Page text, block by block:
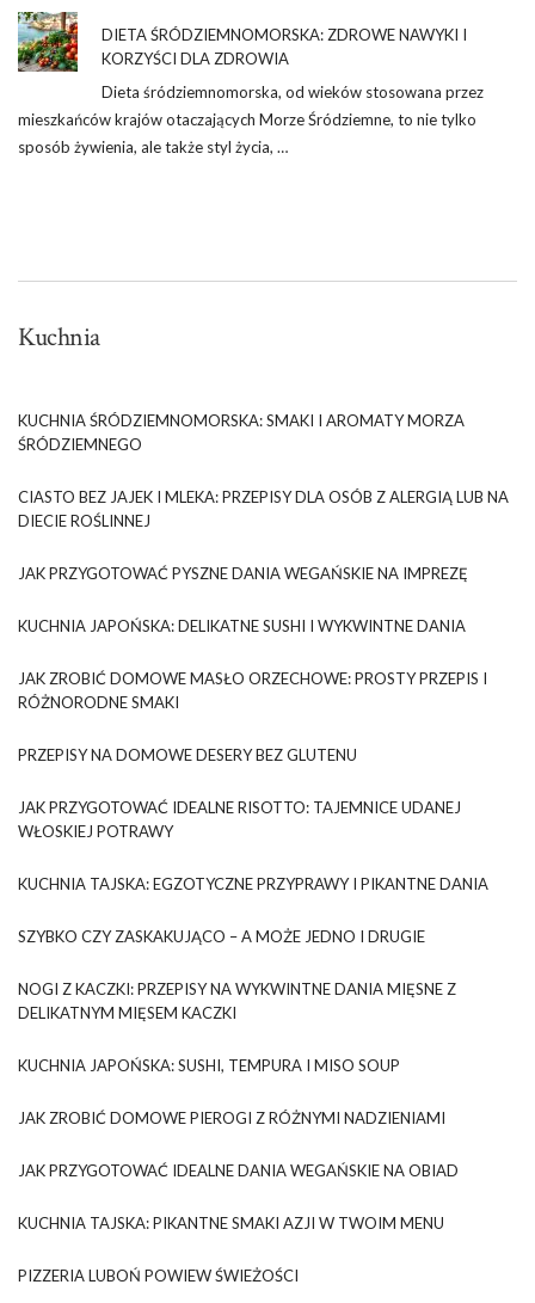
DIETA ŚRÓDZIEMNOMORSKA: ZDROWE NAWYKI I
KORZYŚCI DLA ZDROWIA
Dieta śródziemnomorska, od wieków stosowana przez
mieszkańców krajów otaczających Morze Śródziemne, to nie tylko
sposób żywienia, ale także styl życia, …
Kuchnia
KUCHNIA ŚRÓDZIEMNOMORSKA: SMAKI I AROMATY MORZA
ŚRÓDZIEMNEGO
CIASTO BEZ JAJEK I MLEKA: PRZEPISY DLA OSÓB Z ALERGIĄ LUB NA
DIECIE ROŚLINNEJ
JAK PRZYGOTOWAĆ PYSZNE DANIA WEGAŃSKIE NA IMPREZĘ
KUCHNIA JAPOŃSKA: DELIKATNE SUSHI I WYKWINTNE DANIA
JAK ZROBIĆ DOMOWE MASŁO ORZECHOWE: PROSTY PRZEPIS I
RÓŻNORODNE SMAKI
PRZEPISY NA DOMOWE DESERY BEZ GLUTENU
JAK PRZYGOTOWAĆ IDEALNE RISOTTO: TAJEMNICE UDANEJ
WŁOSKIEJ POTRAWY
KUCHNIA TAJSKA: EGZOTYCZNE PRZYPRAWY I PIKANTNE DANIA
SZYBKO CZY ZASKAKUJĄCO – A MOŻE JEDNO I DRUGIE
NOGI Z KACZKI: PRZEPISY NA WYKWINTNE DANIA MIĘSNE Z
DELIKATNYM MIĘSEM KACZKI
KUCHNIA JAPOŃSKA: SUSHI, TEMPURA I MISO SOUP
JAK ZROBIĆ DOMOWE PIEROGI Z RÓŻNYMI NADZIENIAMI
JAK PRZYGOTOWAĆ IDEALNE DANIA WEGAŃSKIE NA OBIAD
KUCHNIA TAJSKA: PIKANTNE SMAKI AZJI W TWOIM MENU
PIZZERIA LUBOŃ POWIEW ŚWIEŻOŚCI